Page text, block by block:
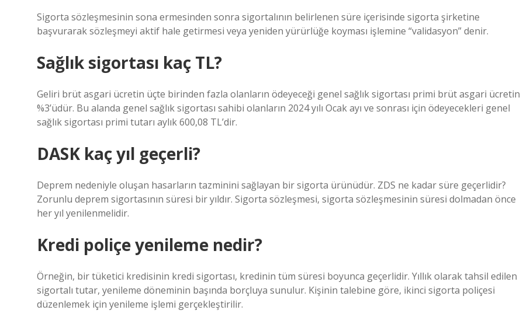
Sigorta sözleşmesinin sona ermesinden sonra sigortalının belirlenen süre içerisinde sigorta şirketine
başvurarak sözleşmeyi aktif hale getirmesi veya yeniden yürürlüğe koyması işlemine “validasyon” denir.
Sağlık sigortası kaç TL?
Geliri brüt asgari ücretin üçte birinden fazla olanların ödeyeceği genel sağlık sigortası primi brüt asgari ücretin
%3’üdür. Bu alanda genel sağlık sigortası sahibi olanların 2024 yılı Ocak ayı ve sonrası için ödeyecekleri genel
sağlık sigortası primi tutarı aylık 600,08 TL’dir.
DASK kaç yıl geçerli?
Deprem nedeniyle oluşan hasarların tazminini sağlayan bir sigorta ürünüdür. ZDS ne kadar süre geçerlidir?
Zorunlu deprem sigortasının süresi bir yıldır. Sigorta sözleşmesi, sigorta sözleşmesinin süresi dolmadan önce
her yıl yenilenmelidir.
Kredi poliçe yenileme nedir?
Örneğin, bir tüketici kredisinin kredi sigortası, kredinin tüm süresi boyunca geçerlidir. Yıllık olarak tahsil edilen
sigortalı tutar, yenileme döneminin başında borçluya sunulur. Kişinin talebine göre, ikinci sigorta poliçesi
düzenlemek için yenileme işlemi gerçekleştirilir.